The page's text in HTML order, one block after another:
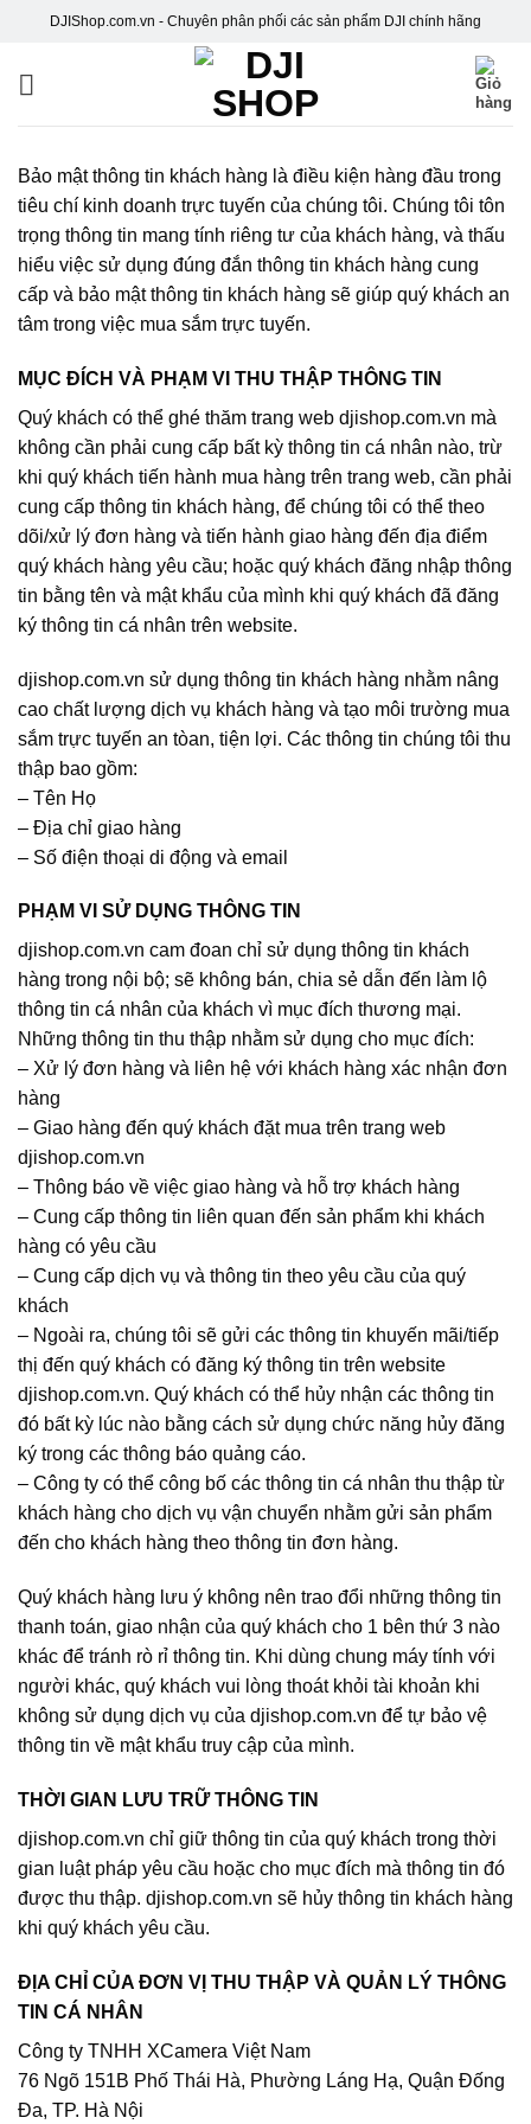
content
DJIShop.com.vn - Chuyên phân phối các sản phẩm DJI chính hãng
Bảo mật thông tin khách hàng là điều kiện hàng đầu trong
tiêu chí kinh doanh trực tuyến của chúng tôi. Chúng tôi tôn
trọng thông tin mang tính riêng tư của khách hàng, và thấu
hiểu việc sử dụng đúng đắn thông tin khách hàng cung
cấp và bảo mật thông tin khách hàng sẽ giúp quý khách an
tâm trong việc mua sắm trực tuyến.
MỤC ĐÍCH VÀ PHẠM VI THU THẬP THÔNG TIN
Quý khách có thể ghé thăm trang web djishop.com.vn mà
không cần phải cung cấp bất kỳ thông tin cá nhân nào, trừ
khi quý khách tiến hành mua hàng trên trang web, cần phải
cung cấp thông tin khách hàng, để chúng tôi có thể theo
dõi/xử lý đơn hàng và tiến hành giao hàng đến địa điểm
quý khách hàng yêu cầu; hoặc quý khách đăng nhập thông
tin bằng tên và mật khẩu của mình khi quý khách đã đăng
ký thông tin cá nhân trên website.
djishop.com.vn sử dụng thông tin khách hàng nhằm nâng
cao chất lượng dịch vụ khách hàng và tạo môi trường mua
sắm trực tuyến an tòan, tiện lợi. Các thông tin chúng tôi thu
thập bao gồm:
– Tên Họ
– Địa chỉ giao hàng
– Số điện thoại di động và email
PHẠM VI SỬ DỤNG THÔNG TIN
djishop.com.vn cam đoan chỉ sử dụng thông tin khách
hàng trong nội bộ; sẽ không bán, chia sẻ dẫn đến làm lộ
thông tin cá nhân của khách vì mục đích thương mại.
Những thông tin thu thập nhằm sử dụng cho mục đích:
– Xử lý đơn hàng và liên hệ với khách hàng xác nhận đơn
hàng
– Giao hàng đến quý khách đặt mua trên trang web
djishop.com.vn
– Thông báo về việc giao hàng và hỗ trợ khách hàng
– Cung cấp thông tin liên quan đến sản phẩm khi khách
hàng có yêu cầu
– Cung cấp dịch vụ và thông tin theo yêu cầu của quý
khách
– Ngoài ra, chúng tôi sẽ gửi các thông tin khuyến mãi/tiếp
thị đến quý khách có đăng ký thông tin trên website
djishop.com.vn. Quý khách có thể hủy nhận các thông tin
đó bất kỳ lúc nào bằng cách sử dụng chức năng hủy đăng
ký trong các thông báo quảng cáo.
– Công ty có thể công bố các thông tin cá nhân thu thập từ
khách hàng cho dịch vụ vận chuyển nhằm gửi sản phẩm
đến cho khách hàng theo thông tin đơn hàng.
Quý khách hàng lưu ý không nên trao đổi những thông tin
thanh toán, giao nhận của quý khách cho 1 bên thứ 3 nào
khác để tránh rò rỉ thông tin. Khi dùng chung máy tính với
người khác, quý khách vui lòng thoát khỏi tài khoản khi
không sử dụng dịch vụ của djishop.com.vn để tự bảo vệ
thông tin về mật khẩu truy cập của mình.
THỜI GIAN LƯU TRỮ THÔNG TIN
djishop.com.vn chỉ giữ thông tin của quý khách trong thời
gian luật pháp yêu cầu hoặc cho mục đích mà thông tin đó
được thu thập. djishop.com.vn sẽ hủy thông tin khách hàng
khi quý khách yêu cầu.
ĐỊA CHỈ CỦA ĐƠN VỊ THU THẬP VÀ QUẢN LÝ THÔNG
TIN CÁ NHÂN
Công ty TNHH XCamera Việt Nam
76 Ngõ 151B Phố Thái Hà, Phường Láng Hạ, Quận Đống
Đa, TP. Hà Nội